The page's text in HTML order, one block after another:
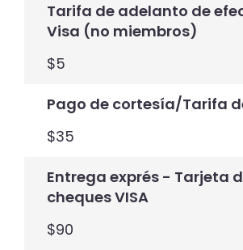
Tarifa de adelanto de
Visa (no miembros)
$5
Pago de cortesía/Tarifa
$35
Entrega exprés - Tarjeta
cheques VISA
$90